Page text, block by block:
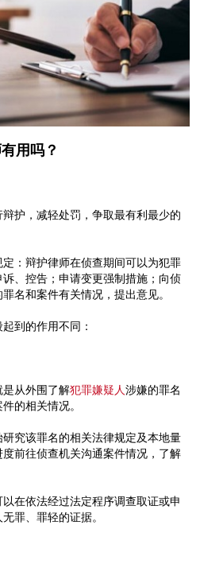
用吗？
护，减轻处罚，争取最有利最少的
定：辩护律师在侦查期间可以为犯罪
、控告；申请变更强制措施；向侦
名和案件有关情况，提出意见。
到的作用不同：
从外围了解犯罪嫌疑人 涉嫌的罪名
的相关情况。
究该罪名的相关法律规定及本地量
前往侦查机关沟通案件情况，了解
在依法经过法定程序调查取证或申
罪、罪轻的证据。